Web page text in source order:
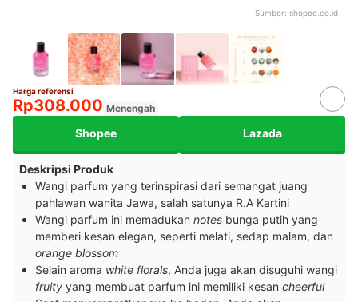
Sumber: shopee.co.id
Harga referensi
Rp308.000 Menengah
Shopee Lazada
Deskripsi Produk
Wangi parfum yang terinspirasi dari semangat juang
pahlawan wanita Jawa, salah satunya R.A Kartini
Wangi parfum ini memadukan notes bunga putih yang
memberi kesan elegan, seperti melati, sedap malam, dan
orange blossom
Selain aroma white florals, Anda juga akan disuguhi wangi
fruity yang membuat parfum ini memiliki kesan cheerful